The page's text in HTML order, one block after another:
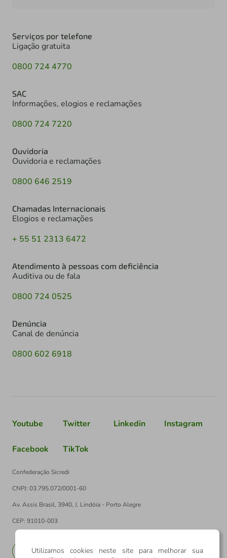
Serviços por telefone
Ligação gratuita
0800 724 4770
SAC
Informações, elogios e reclamações
0800 724 7220
Ouvidoria
Ouvidoria e reclamações
0800 646 2519
Chamadas Internacionais
Elogios e reclamações
+ 55 51 2313 6472
Atendimento à pessoas com deficiência
Auditiva ou de fala
0800 724 0525
Denúncia
Canal de denúncia
0800 602 6918
Youtube Twitter Linkedin Instagram
Facebook TikTok
Confederação Sicredi
CNPJ: 03.795.072/0001-60
Av. Assis Brasil, 3940, J. Lindóia - Porto Alegre
CEP: 91010-003
EN
Utilizamos cookies neste site para melhorar sua